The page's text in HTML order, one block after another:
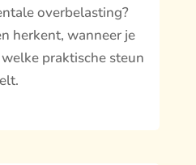
overbelasting?
herkent, wanneer je
praktische steun